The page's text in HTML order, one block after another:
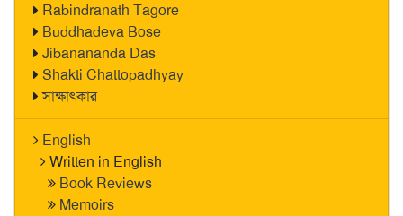
Rabindranath Tagore
Buddhadeva Bose
Jibanananda Das
Shakti Chattopadhyay
সাক্ষাৎকার
English
Written in English
Book Reviews
Memoirs